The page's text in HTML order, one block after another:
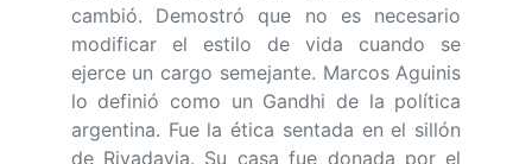
cambió. Demostró que no es necesario
modificar el estilo de vida cuando se
ejerce un cargo semejante. Marcos Aguinis
lo definió como un Gandhi de la política
argentina. Fue la ética sentada en el sillón
de Rivadavia. Su casa fue donada por el